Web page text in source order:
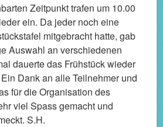
Zeitpunkt trafen um 10.00
ein. Da jeder noch eine
mitgebracht hatte, gab
Auswahl an verschiedenen
dauerte das Frühstück wieder
Dank an alle Teilnehmer und
für die Organisation des
viel Spass gemacht und
S.H.